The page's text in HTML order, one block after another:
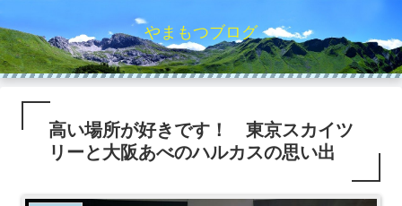
やまもつブログ
高い場所が好きです！ 東京スカイツ
リーと大阪あべのハルカスの思い出